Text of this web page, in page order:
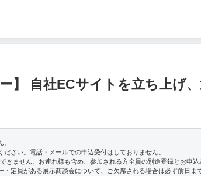
】 自社ECサイトを立ち上げ
さい。電話・メールでの申込受付はしておりません。
きません。お連れ様も含め、参加される方全員の別途登録とお申込
・定員がある展示商談会について、ご欠席される場合は必ず前日